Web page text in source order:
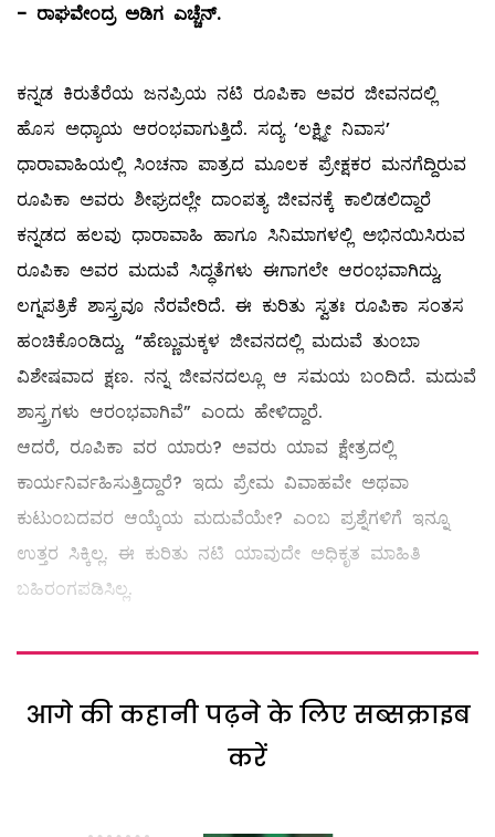
- ರಾಘವೇಂದ್ರ ಅಡಿಗ ಎಚ್ಚೆನ್.
ಕನ್ನಡ ಕಿರುತೆರೆಯ ಜನಪ್ರಿಯ ನಟಿ ರೂಪಿಕಾ ಅವರ ಜೀವನದಲ್ಲಿ
ಹೊಸ ಅಧ್ಯಾಯ ಆರಂಭವಾಗುತ್ತಿದೆ. ಸದ್ಯ ‘ಲಕ್ಷ್ಮೀ ನಿವಾಸ’
ಧಾರಾವಾಹಿಯಲ್ಲಿ ಸಿಂಚನಾ ಪಾತ್ರದ ಮೂಲಕ ಪ್ರೇಕ್ಷಕರ ಮನಗೆದ್ದಿರುವ
ರೂಪಿಕಾ ಅವರು ಶೀಘ್ರದಲ್ಲೇ ದಾಂಪತ್ಯ ಜೀವನಕ್ಕೆ ಕಾಲಿಡಲಿದ್ದಾರೆ
ಕನ್ನಡದ ಹಲವು ಧಾರಾವಾಹಿ ಹಾಗೂ ಸಿನಿಮಾಗಳಲ್ಲಿ ಅಭಿನಯಿಸಿರುವ
ರೂಪಿಕಾ ಅವರ ಮದುವೆ ಸಿದ್ಧತೆಗಳು ಈಗಾಗಲೇ ಆರಂಭವಾಗಿದ್ದು,
ಲಗ್ನಪತ್ರಿಕೆ ಶಾಸ್ತ್ರವೂ ನೆರವೇರಿದೆ. ಈ ಕುರಿತು ಸ್ವತಃ ರೂಪಿಕಾ ಸಂತಸ
ಹಂಚಿಕೊಂಡಿದ್ದು, “ಹೆಣ್ಣುಮಕ್ಕಳ ಜೀವನದಲ್ಲಿ ಮದುವೆ ತುಂಬಾ
ವಿಶೇಷವಾದ ಕ್ಷಣ. ನನ್ನ ಜೀವನದಲ್ಲೂ ಆ ಸಮಯ ಬಂದಿದೆ. ಮದುವೆ
ಶಾಸ್ತ್ರಗಳು ಆರಂಭವಾಗಿವೆ” ಎಂದು ಹೇಳಿದ್ದಾರೆ.
ಆದರೆ, ರೂಪಿಕಾ ವರ ಯಾರು? ಅವರು ಯಾವ ಕ್ಷೇತ್ರದಲ್ಲಿ
ಕಾರ್ಯನಿರ್ವಹಿಸುತ್ತಿದ್ದಾರೆ? ಇದು ಪ್ರೇಮ ವಿವಾಹವೇ ಅಥವಾ
ಕುಟುಂಬದವರ ಆಯ್ಕೆಯ ಮದುವೆಯೇ? ಎಂಬ ಪ್ರಶ್ನೆಗಳಿಗೆ ಇನ್ನೂ
ಉತ್ತರ ಸಿಕ್ಕಿಲ್ಲ. ಈ ಕುರಿತು ನಟಿ ಯಾವುದೇ ಅಧಿಕೃತ ಮಾಹಿತಿ
ಬಹಿರಂಗಪಡಿಸಿಲ್ಲ.
आगे की कहानी पढ़ने के लिए सब्सक्राइब
करें